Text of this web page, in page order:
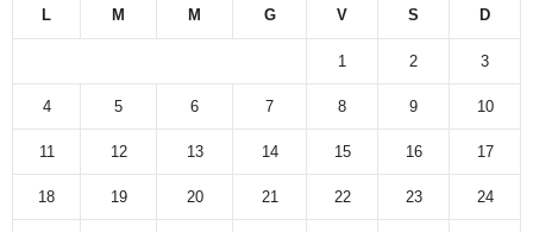
L M M G V S D
1 2 3
4 5 6 7 8 9 10
11 12 13 14 15 16 17
18 19 20 21 22 23 24